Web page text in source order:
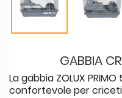
GABBIA
La gabbia ZOLUX
confortevole per